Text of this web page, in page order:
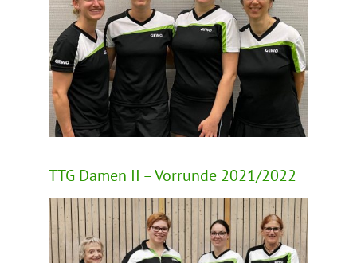
TTG Damen II – Vorrunde 2021/2022